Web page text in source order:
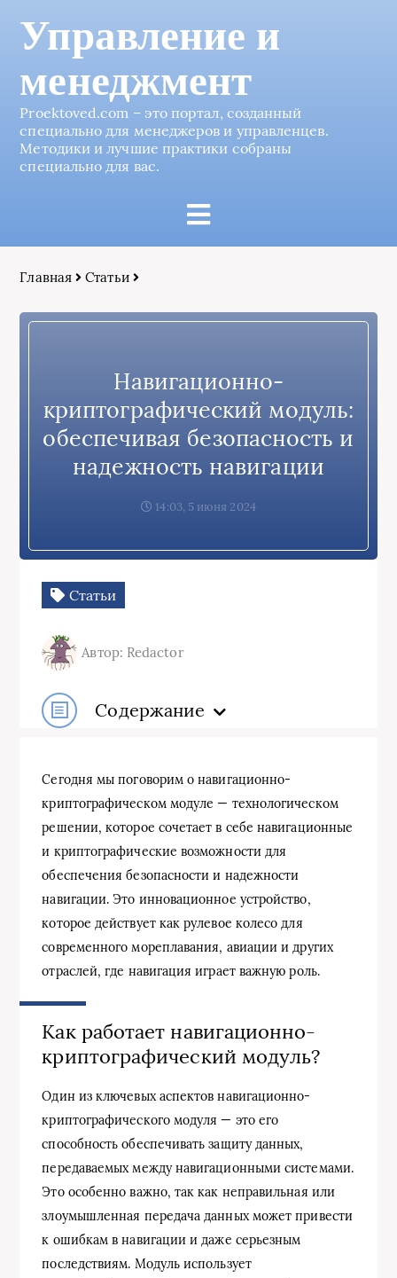
Управление и
менеджмент
Proektoved.com – это портал, созданный
специально для менеджеров и управленцев.
Методики и лучшие практики собраны
специально для вас.
Главная Статьи
Навигационно-
криптографический модуль:
обеспечивая безопасность и
надежность навигации
14:03, 5 июня 2024
Статьи
Автор: Redactor
Содержание
Сегодня мы поговорим о навигационно-
криптографическом модуле — технологическом
решении, которое сочетает в себе навигационные
и криптографические возможности для
обеспечения безопасности и надежности
навигации. Это инновационное устройство,
которое действует как рулевое колесо для
современного мореплавания, авиации и других
отраслей, где навигация играет важную роль.
Как работает навигационно-
криптографический модуль?
Один из ключевых аспектов навигационно-
криптографического модуля — это его
способность обеспечивать защиту данных,
передаваемых между навигационными системами.
Это особенно важно, так как неправильная или
злоумышленная передача данных может привести
к ошибкам в навигации и даже серьезным
последствиям. Модуль использует